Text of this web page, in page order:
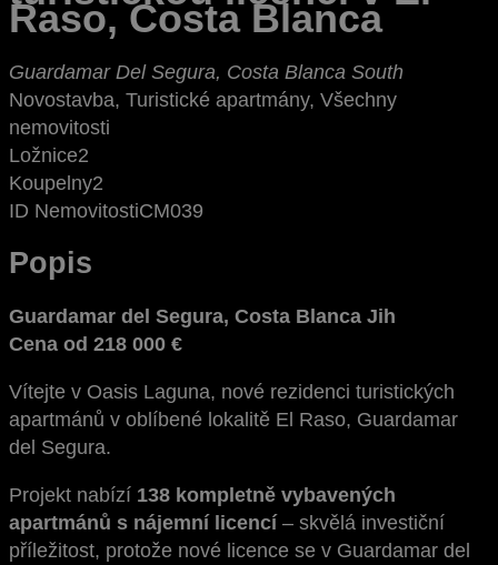
Raso, Costa Blanca
Guardamar Del Segura, Costa Blanca South
Novostavba, Turistické apartmány, Všechny
nemovitosti
Ložnice2
Koupelny2
ID NemovitostiCM039
Popis
Guardamar del Segura, Costa Blanca Jih
Cena od 218 000 €
Vítejte v Oasis Laguna, nové rezidenci turistických
apartmánů v oblíbené lokalitě El Raso, Guardamar
del Segura.
Projekt nabízí 138 kompletně vybavených
apartmánů s nájemní licencí– skvělá investiční
příležitost, protože nové licence se v Guardamar del